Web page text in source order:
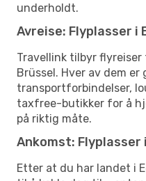
underholdt.
Avreise: Flyplasser i
Travellink tilbyr
Brüssel. Hver av dem
transportforbindelser,
taxfree-butikker for å
på riktig måte.
Ankomst: Flyplasser
Etter at du har landet i